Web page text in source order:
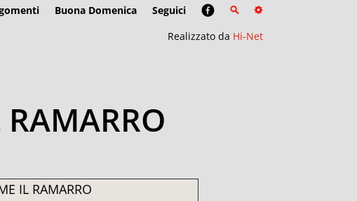
Buona Domenica
Seguici
Realizzato da Hi-Net
IL RAMARRO